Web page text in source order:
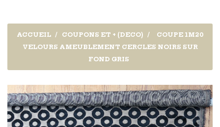
ACCUEIL COUPONS ET + (DECO)
COUPE 1M20
VELOURS AMEUBLEMENT CERCLES NOIRS SUR
FOND GRIS